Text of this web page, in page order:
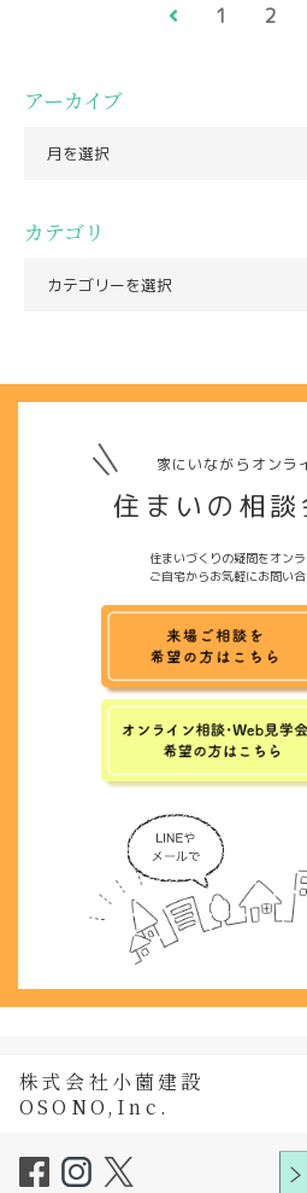
1 2
アーカイブ
カテゴリ
家にいながらオンラ
住まいの相談
住まいづくりの疑問をオンラ
ご自宅からお気軽にお問い合
株式会社小薗建設
OSONO,Inc.